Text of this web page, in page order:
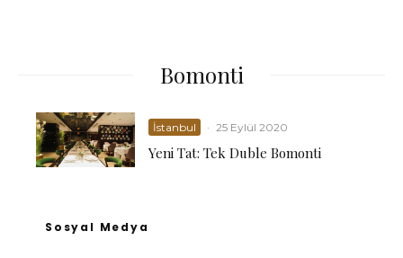
Bomonti
İstanbul · 25 Eylül 2020
Yeni Tat: Tek Duble Bomonti
Sosyal Medya